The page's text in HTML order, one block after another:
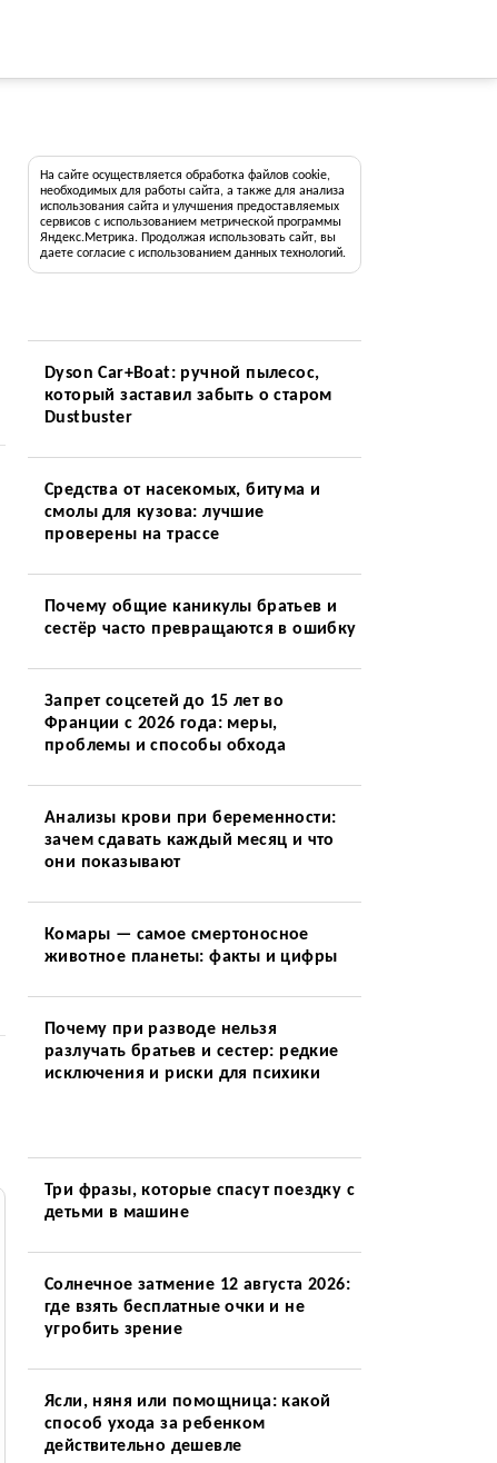
На сайте осуществляется обработка файлов cookie,
необходимых для работы сайта, а также для анализа
использования сайта и улучшения предоставляемых
сервисов с использованием метрической программы
Яндекс.Метрика. Продолжая использовать сайт, вы
даете согласие с использованием данных технологий.
Dyson Car+Boat: ручной пылесос,
который заставил забыть о старом
Dustbuster
Средства от насекомых, битума и
смолы для кузова: лучшие
проверены на трассе
Почему общие каникулы братьев и
сестёр часто превращаются в ошибку
Запрет соцсетей до 15 лет во
Франции с 2026 года: меры,
проблемы и способы обхода
Анализы крови при беременности:
зачем сдавать каждый месяц и что
они показывают
Комары — самое смертоносное
животное планеты: факты и цифры
Почему при разводе нельзя
разлучать братьев и сестер: редкие
исключения и риски для психики
Три фразы, которые спасут поездку с
детьми в машине
Солнечное затмение 12 августа 2026:
где взять бесплатные очки и не
угробить зрение
Ясли, няня или помощница: какой
способ ухода за ребенком
действительно дешевле